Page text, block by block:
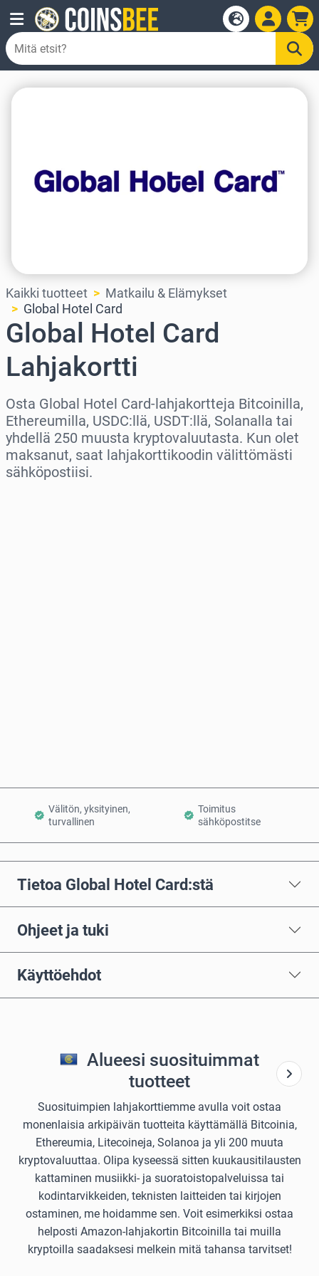
Kaikki tuotteet
Matkailu & Elämykset
Global Hotel Card
Global Hotel Card
Lahjakortti
Osta Global Hotel Card-lahjakortteja Bitcoinilla,
Ethereumilla, USDC:llä, USDT:llä, Solanalla tai
yhdellä 250 muusta kryptovaluutasta. Kun olet
maksanut, saat lahjakorttikoodin välittömästi
sähköpostiisi.
Välitön, yksityinen,
turvallinen
Toimitus
sähköpostitse
Tietoa Global Hotel Card:stä
Ohjeet ja tuki
Käyttöehdot
Alueesi suosituimmat
tuotteet
Suosituimpien lahjakorttiemme avulla voit ostaa
monenlaisia arkipäivän tuotteita käyttämällä Bitcoinia,
Ethereumia, Litecoineja, Solanoa ja yli 200 muuta
kryptovaluuttaa. Olipa kyseessä sitten kuukausitilausten
kattaminen musiikki- ja suoratoistopalveluissa tai
kodintarvikkeiden, teknisten laitteiden tai kirjojen
ostaminen, me hoidamme sen. Voit esimerkiksi ostaa
helposti Amazon-lahjakortin Bitcoinilla tai muilla
kryptoilla saadaksesi melkein mitä tahansa tarvitset!